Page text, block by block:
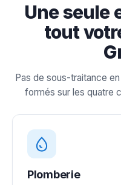
Une seule
tout
Pas de sous-traitance
formés sur les quatre
Plomberie